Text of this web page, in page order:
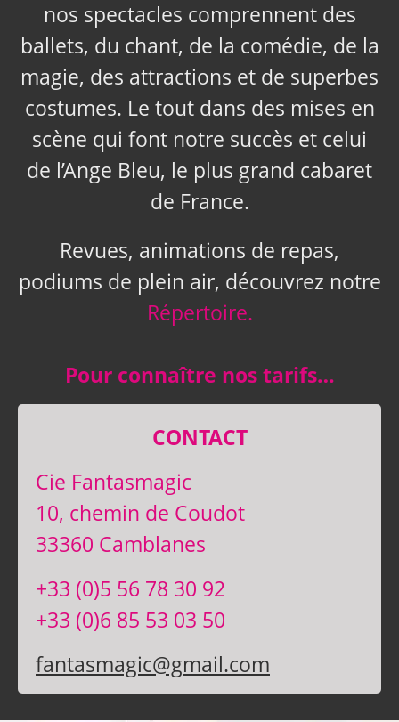
nos spectacles comprennent des
ballets, du chant, de la comédie, de la
magie, des attractions et de superbes
costumes. Le tout dans des mises en
scène qui font notre succès et celui
de l’Ange Bleu, le plus grand cabaret
de France.
Revues, animations de repas,
podiums de plein air, découvrez notre
Répertoire.
Pour connaître nos tarifs…
CONTACT
Cie Fantasmagic
10, chemin de Coudot
33360 Camblanes
+33 (0)5 56 78 30 92
+33 (0)6 85 53 03 50
fantasmagic@gmail.com